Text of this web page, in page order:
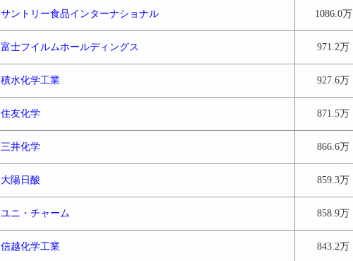
サントリー食品インターナショナル 1086.0万
富士フイルムホールディングス 971.2万
積水化学工業 927.6万
住友化学 871.5万
三井化学 866.6万
大陽日酸 859.3万
ユニ・チャーム 858.9万
信越化学工業 843.2万